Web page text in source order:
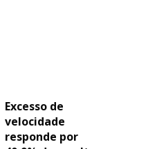
Excesso de
velocidade
responde por